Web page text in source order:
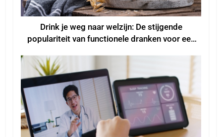
Drink je weg naar welzijn: De stijgende
populariteit van functionele dranken voor een